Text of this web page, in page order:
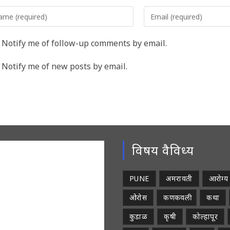
your
address
Notify me of follow-up comments by email.
Notify me of new posts by email.
विषय वैविध्य
PUNE अमरावती आरोग्य
ओरोस
कणकवली कथा
कुडाळ
कृषी कोल्हापूर